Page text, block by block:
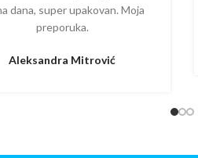
dana, super upakovan. Moja
preporuka.
Aleksandra Mitrović